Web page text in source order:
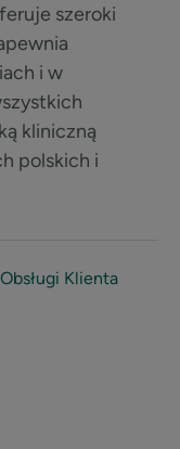
szeroki
i w
kliniczną
polskich i
Klienta